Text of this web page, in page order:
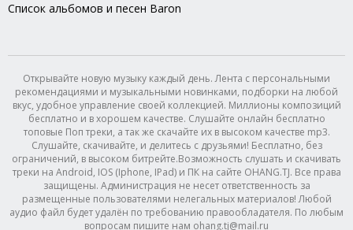
Список альбомов и песен Baron
Открывайте новую музыку каждый день. Лента с персональными
рекомендациями и музыкальными новинками, подборки на любой
вкус, удобное управление своей коллекцией. Миллионы композиций
бесплатно и в хорошем качестве. Слушайте онлайн бесплатно
топовые Поп треки, а так же скачайте их в высоком качестве mp3.
Слушайте, скачивайте, и делитесь с друзьями! Бесплатно, без
ограничений, в высоком битрейте.Возможность слушать и скачивать
треки на Android, IOS (Iphone, IPad) и ПК на сайте OHANG.TJ. Все права
защищены. Администрация не несет ответственность за
размещенные пользователями нелегальных материалов! Любой
аудио файл будет удалён по требованию правообладателя. По любым
вопросам пишите нам ohang.tj@mail.ru